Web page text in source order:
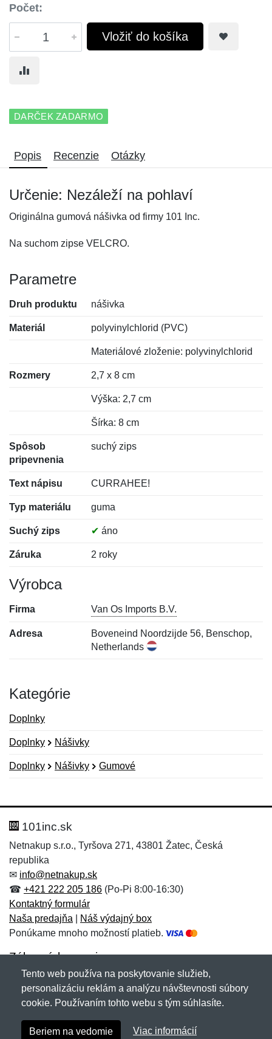
Počet:
Vložiť do košíka
DARČEK ZADARMO
Popis Recenzie Otázky
Určenie: Nezáleží na pohlaví
Originálna gumová nášivka od firmy 101 Inc.
Na suchom zipse VELCRO.
Parametre
Druh produktu nášivka
Materiál polyvinylchlorid (PVC)
Materiálové zloženie: polyvinylchlorid
Rozmery 2,7 x 8 cm
Výška: 2,7 cm
Šírka: 8 cm
Spôsob
pripevnenia
suchý zips
Text nápisu CURRAHEE!
Typ materiálu guma
Suchý zips ✔ áno
Záruka 2 roky
Výrobca
Firma Van Os Imports B.V.
Adresa
Boveneind Noordzijde 56, Benschop,
Netherlands
Kategórie
Doplnky
Doplnky Nášivky
Doplnky Nášivky Gumové
Hodnotenie:
Meno:*
E-mail:
Správa*
Meno:
E-mail:*
Správa*
101inc.sk
Netnakup s.r.o., Tyršova 271, 43801 Žatec, Česká
republika
✉ info@netnakup.sk
☎ +421 222 205 186 (Po-Pi 8:00-16:30)
Kontaktný formulár
Naša predajňa
Náš výdajný box
Ponúkame mnoho možností platieb.
Zákaznícky servis
Novinky emailom
Copyright © 2007-2026 (19 rokov s vami)Netnakup.sk
Tento web používa na poskytovanie služieb,
personalizáciu reklám a analýzu návštevnosti súbory
cookie. Používaním tohto webu s tým súhlasíte.
Beriem na vedomie Viac informácií